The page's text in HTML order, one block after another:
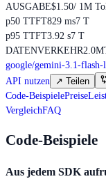
AUSGABE$1.50/ 1M
p50 TTFT829 ms7 T
p95 TTFT3.92 s7 T
DATENVERKEHR2.0M
google/gemini-3.1-
API nutzen
↗ Teilen
Code-BeispielePreise
VergleichFAQ
Code-Beispiele
Aus jedem SDK